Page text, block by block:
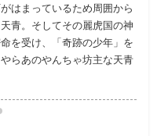
はまっているため周囲から
青。そしてその麗虎国の神
を受け、「奇跡の少年」を
らあのやんちゃ坊主な天青